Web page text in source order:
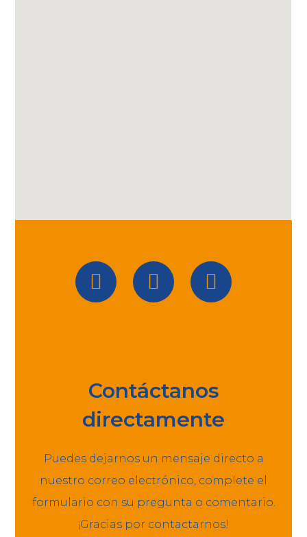
Contáctanos
directamente
Puedes dejarnos un mensaje directo a
nuestro correo electrónico, complete el
formulario con su pregunta o comentario.
¡Gracias por contactarnos!